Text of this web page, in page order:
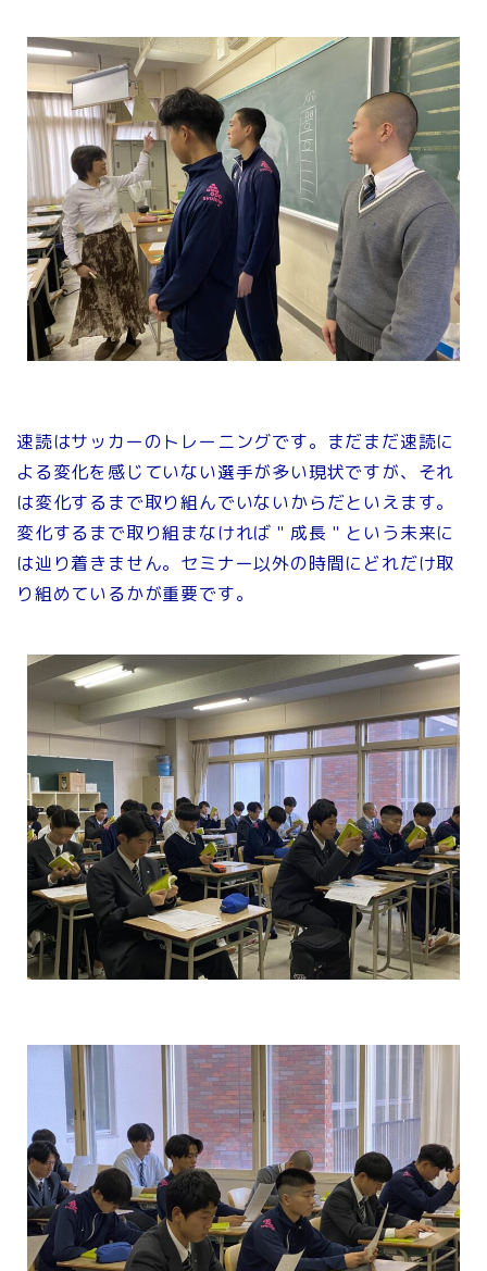
速読はサッカーのトレーニングです。まだまだ速読に
よる変化を感じていない選手が多い現状ですが、それ
は変化するまで取り組んでいないからだといえます。
変化するまで取り組まなければ＂成長＂という未来に
は辿り着きません。セミナー以外の時間にどれだけ取
り組めているかが重要です。